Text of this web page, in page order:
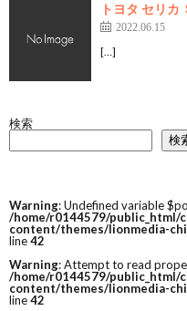
トヨタ セリカ
2022.06.15
[…]
検索
検
Warning: Undefined variable
/home/r0144579/public_html/
content/themes/lionmedia-
line42
Warning: Attempt to read
/home/r0144579/public_html/
content/themes/lionmedia-
line42